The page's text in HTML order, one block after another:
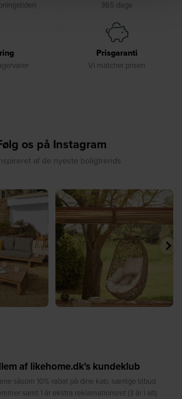
365 dage
Prisgaranti
Vi matcher prisen
os på Instagram
af de nyeste boligtrends
0
☀️ Find dit yndlingssted denne
sommer⁠
7 0
af likehome.dk's kundeklub
såsom 10% rabat på dine køb, særlige tilbud
samt 1 år ekstra reklamationsret (3 år i alt)